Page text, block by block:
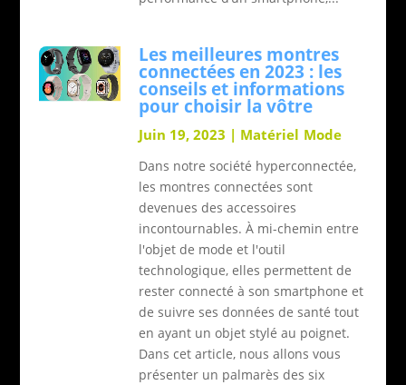
Les meilleures montres
connectées en 2023 : les
conseils et informations
pour choisir la vôtre
Juin 19, 2023 | Matériel Mode
Dans notre société hyperconnectée,
les montres connectées sont
devenues des accessoires
incontournables. À mi-chemin entre
l'objet de mode et l'outil
technologique, elles permettent de
rester connecté à son smartphone et
de suivre ses données de santé tout
en ayant un objet stylé au poignet.
Dans cet article, nous allons vous
présenter un palmarès des six